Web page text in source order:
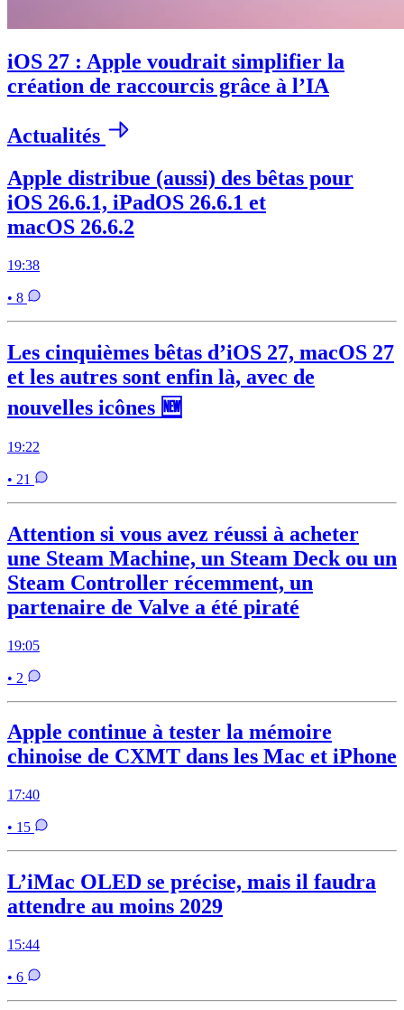
iOS 27 : Apple voudrait simplifier la
création de raccourcis grâce à l’IA
Actualités
Apple distribue (aussi) des bêtas pour
iOS 26.6.1, iPadOS 26.6.1 et
macOS 26.6.2
19:38
• 8
Les cinquièmes bêtas d’iOS 27, macOS 27
et les autres sont enfin là, avec de
nouvelles icônes 🆕
19:22
• 21
Attention si vous avez réussi à acheter
une Steam Machine, un Steam Deck ou un
Steam Controller récemment, un
partenaire de Valve a été piraté
19:05
• 2
Apple continue à tester la mémoire
chinoise de CXMT dans les Mac et iPhone
17:40
• 15
L’iMac OLED se précise, mais il faudra
attendre au moins 2029
15:44
• 6